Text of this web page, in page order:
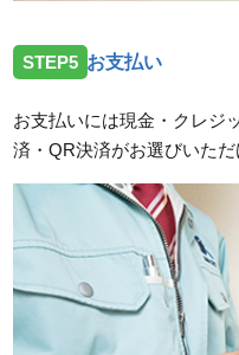
STEP5 お支払い
お支払いには現金・クレジ
済・QR決済がお選びいただ